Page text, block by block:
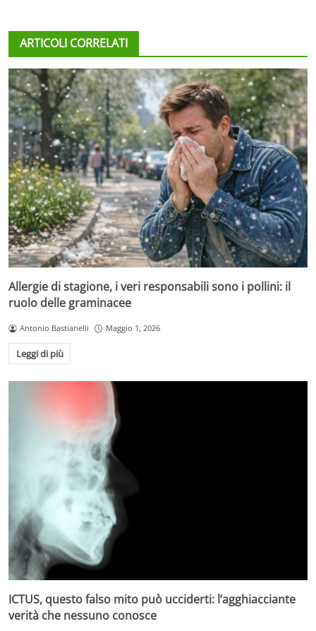
ARTICOLI CORRELATI
Allergie di stagione, i veri responsabili sono i pollini: il
ruolo delle graminacee
Antonio Bastianelli Maggio 1, 2026
Leggi di più
ICTUS, questo falso mito può ucciderti: l’agghiacciante
verità che nessuno conosce